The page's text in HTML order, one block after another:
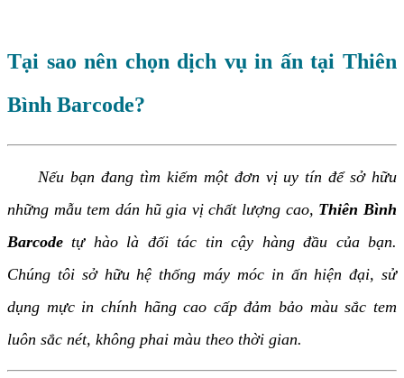
Tại sao nên chọn dịch vụ in ấn tại Thiên
Bình Barcode?
Nếu bạn đang tìm kiếm một đơn vị uy tín để sở hữu
những mẫu tem dán hũ gia vị chất lượng cao, Thiên Bình
Barcode tự hào là đối tác tin cậy hàng đầu của bạn.
Chúng tôi sở hữu hệ thống máy móc in ấn hiện đại, sử
dụng mực in chính hãng cao cấp đảm bảo màu sắc tem
luôn sắc nét, không phai màu theo thời gian.